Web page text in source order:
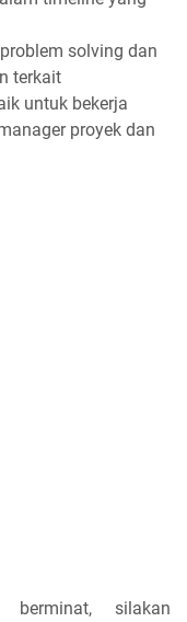
solving dan
terkait
untuk bekerja
proyek dan
silakan